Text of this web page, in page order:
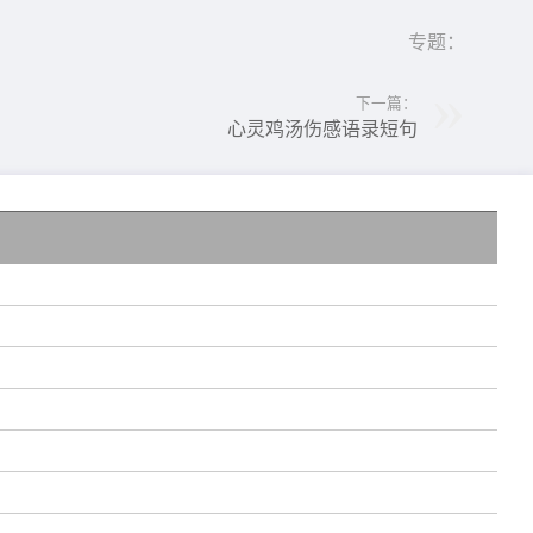
专题：
下一篇：
心灵鸡汤伤感语录短句